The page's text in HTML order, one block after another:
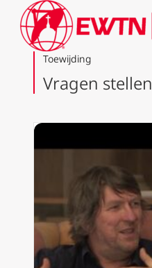
Toewijding
Vragen stellen